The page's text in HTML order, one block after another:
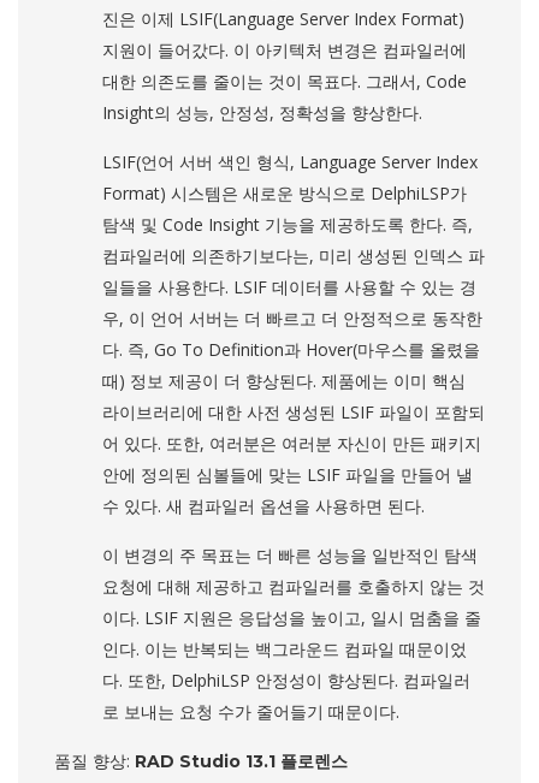
진은 이제 LSIF(Language Server Index Format)
지원이 들어갔다. 이 아키텍처 변경은 컴파일러에
대한 의존도를 줄이는 것이 목표다. 그래서, Code
Insight의 성능, 안정성, 정확성을 향상한다.
LSIF(언어 서버 색인 형식, Language Server Index
Format) 시스템은 새로운 방식으로 DelphiLSP가
탐색 및 Code Insight 기능을 제공하도록 한다. 즉,
컴파일러에 의존하기보다는, 미리 생성된 인덱스 파
일들을 사용한다. LSIF 데이터를 사용할 수 있는 경
우, 이 언어 서버는 더 빠르고 더 안정적으로 동작한
다. 즉, Go To Definition과 Hover(마우스를 올렸을
때) 정보 제공이 더 향상된다. 제품에는 이미 핵심
라이브러리에 대한 사전 생성된 LSIF 파일이 포함되
어 있다. 또한, 여러분은 여러분 자신이 만든 패키지
안에 정의된 심볼들에 맞는 LSIF 파일을 만들어 낼
수 있다. 새 컴파일러 옵션을 사용하면 된다.
이 변경의 주 목표는 더 빠른 성능을 일반적인 탐색
요청에 대해 제공하고 컴파일러를 호출하지 않는 것
이다. LSIF 지원은 응답성을 높이고, 일시 멈춤을 줄
인다. 이는 반복되는 백그라운드 컴파일 때문이었
다. 또한, DelphiLSP 안정성이 향상된다. 컴파일러
로 보내는 요청 수가 줄어들기 때문이다.
품질 향상: RAD Studio 13.1 플로렌스